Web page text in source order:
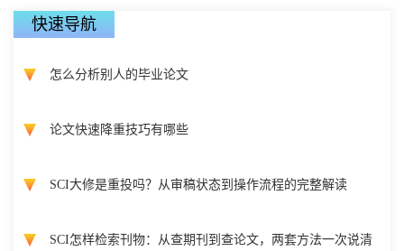
快速导航
怎么分析别人的毕业论文
论文快速降重技巧有哪些
SCI大修是重投吗？从审稿状态到操作流程的完整解读
SCI怎样检索刊物：从查期刊到查论文，两套方法一次说清